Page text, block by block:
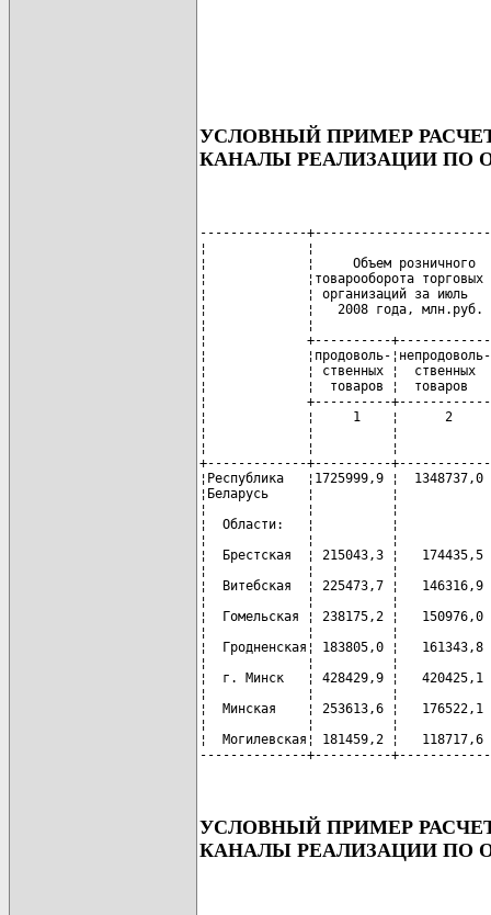
УСЛОВНЫЙ ПРИМЕР
КАНАЛЫ РЕАЛИЗАЦИИ ПО
--------------
¦             ¦                       ¦
¦             ¦     Объем розничного
¦             ¦товарооборота торговых
¦             ¦ организаций за июль
¦             ¦   2008 года, млн.руб.
¦             ¦
¦             +----------+------------
¦             ¦продоволь-¦непродоволь-
¦             ¦ ственных ¦  ственных  ¦
¦             ¦  товаров ¦  товаров
¦             +----------+------------
¦             ¦     1    ¦      2
¦             ¦          ¦            ¦
¦             ¦          ¦            ¦
+-------------+----------
¦Республика   ¦1725999,9 ¦
¦Беларусь     ¦          ¦
¦             ¦          ¦
¦  Области:   ¦          ¦
¦             ¦          ¦
¦  Брестская  ¦ 215043,3 ¦
¦             ¦          ¦
¦  Витебская  ¦ 225473,7 ¦
¦             ¦          ¦
¦  Гомельская ¦ 238175,2 ¦
¦             ¦          ¦
¦  Гродненская¦ 183805,0 ¦
¦             ¦          ¦
¦  г. Минск   ¦ 428429,9 ¦
¦             ¦          ¦
¦  Минская    ¦ 253613,6 ¦
¦             ¦          ¦
¦  Могилевская¦ 181459,2 ¦
--------------+----------
УСЛОВНЫЙ ПРИМЕР
КАНАЛЫ РЕАЛИЗАЦИИ ПО